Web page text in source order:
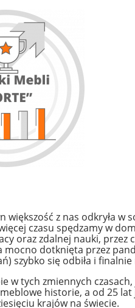
większość z nas odkryła
czasu spędzamy w
oraz zdalnej nauki,
mocno dotknięta przez
szybko się odbiła i
w tych zmiennych
historie, a od 25
krajów na świecie.